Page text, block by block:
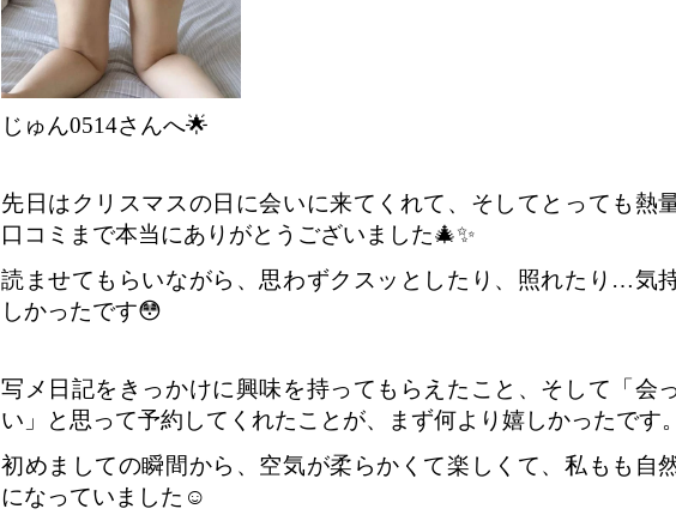
じゅん0514さんへ🌟
先日はクリスマスの日に会いに来てくれて、そしてとっても熱
口コミまで本当にありがとうございました🎄✨
読ませてもらいながら、思わずクスッとしたり、照れたり…気
しかったです😳
写メ日記をきっかけに興味を持ってもらえたこと、そして「会
い」と思って予約してくれたことが、まず何より嬉しかったです。
初めましての瞬間から、空気が柔らかくて楽しくて、私もも自
になっていました☺️